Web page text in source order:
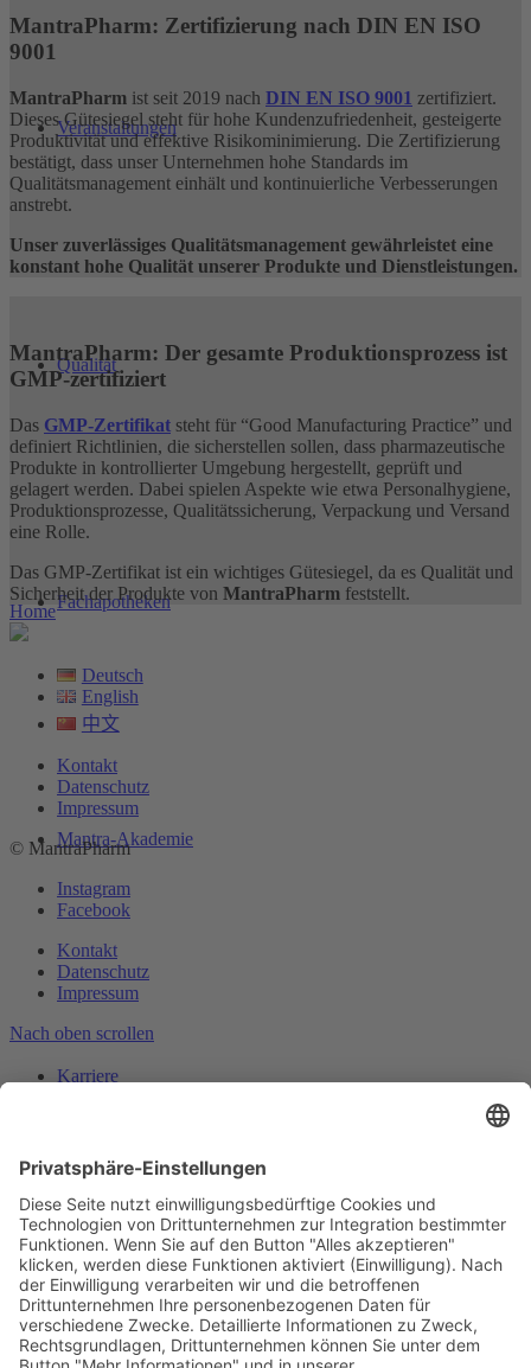
Veranstaltungen
Qualität
Fachapotheken
Mantra-Akademie
Karriere
Suche
MantraPharm: Zertifizierung nach DIN EN ISO
9001
MantraPharm ist seit 2019 nach DIN EN ISO 9001 zertifiziert.
Dieses Gütesiegel steht für hohe Kundenzufriedenheit, gesteigerte
Produktivität und effektive Risikominimierung. Die Zertifizierung
bestätigt, dass unser Unternehmen hohe Standards im
Qualitätsmanagement einhält und kontinuierliche Verbesserungen
anstrebt.
Unser zuverlässiges Qualitätsmanagement gewährleistet eine
konstant hohe Qualität unserer Produkte und Dienstleistungen.
MantraPharm: Der gesamte Produktionsprozess ist
GMP-zertifiziert
Das GMP-Zertifikat steht für “Good Manufacturing Practice” und
definiert Richtlinien, die sicherstellen sollen, dass pharmazeutische
Produkte in kontrollierter Umgebung hergestellt, geprüft und
gelagert werden. Dabei spielen Aspekte wie etwa Personalhygiene,
Produktionsprozesse, Qualitätssicherung, Verpackung und Versand
eine Rolle.
Das GMP-Zertifikat ist ein wichtiges Gütesiegel, da es Qualität und
Sicherheit der Produkte von MantraPharm feststellt.
Home
Deutsch
English
中文
Kontakt
Datenschutz
Impressum
© MantraPharm
Instagram
Facebook
Kontakt
Datenschutz
Impressum
Nach oben scrollen